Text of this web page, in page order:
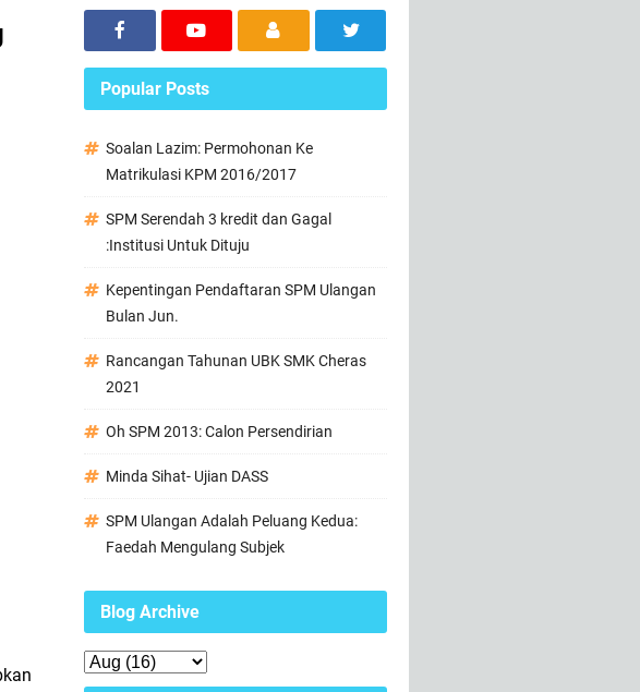
Popular Posts
Soalan Lazim: Permohonan Ke
Matrikulasi KPM 2016/2017
SPM Serendah 3 kredit dan Gagal
:Institusi Untuk Dituju
Kepentingan Pendaftaran SPM Ulangan
Bulan Jun.
Rancangan Tahunan UBK SMK Cheras
2021
Oh SPM 2013: Calon Persendirian
Minda Sihat- Ujian DASS
SPM Ulangan Adalah Peluang Kedua:
Faedah Mengulang Subjek
Blog Archive